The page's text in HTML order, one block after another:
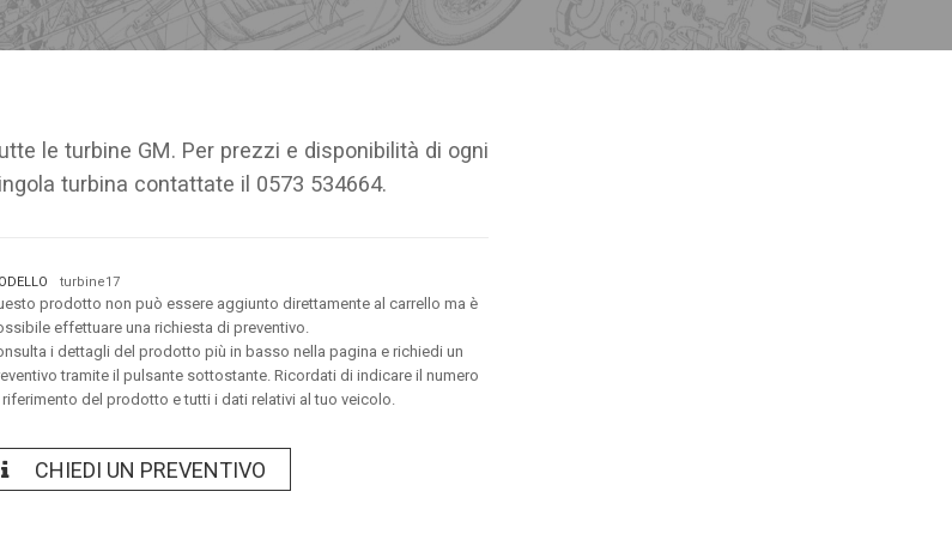
le turbine GM. Per prezzi e disponibilità di ogni
turbina contattate il 0573 534664.
turbine17
prodotto non può essere aggiunto direttamente al carrello ma è
effettuare una richiesta di preventivo.
i dettagli del prodotto più in basso nella pagina e richiedi un
tramite il pulsante sottostante. Ricordati di indicare il numero
riferimento del prodotto e tutti i dati relativi al tuo veicolo.
CHIEDI UN PREVENTIVO